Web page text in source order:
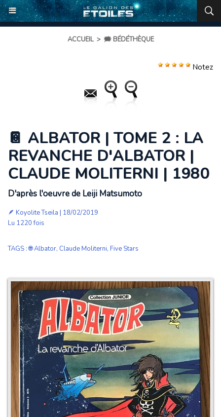
ACCUEIL > 🗯️ BÉDÉTHÈQUE
Notez
📔 ALBATOR | TOME 2 : LA
REVANCHE D'ALBATOR |
CLAUDE MOLITERNI | 1980
D'après l'oeuvre de Leiji Matsumoto
🪶 Koyolite Tseila | 18/02/2019
Lu 1220 fois
TAGS :🌐 Albator, Claude Moliterni, Five Stars